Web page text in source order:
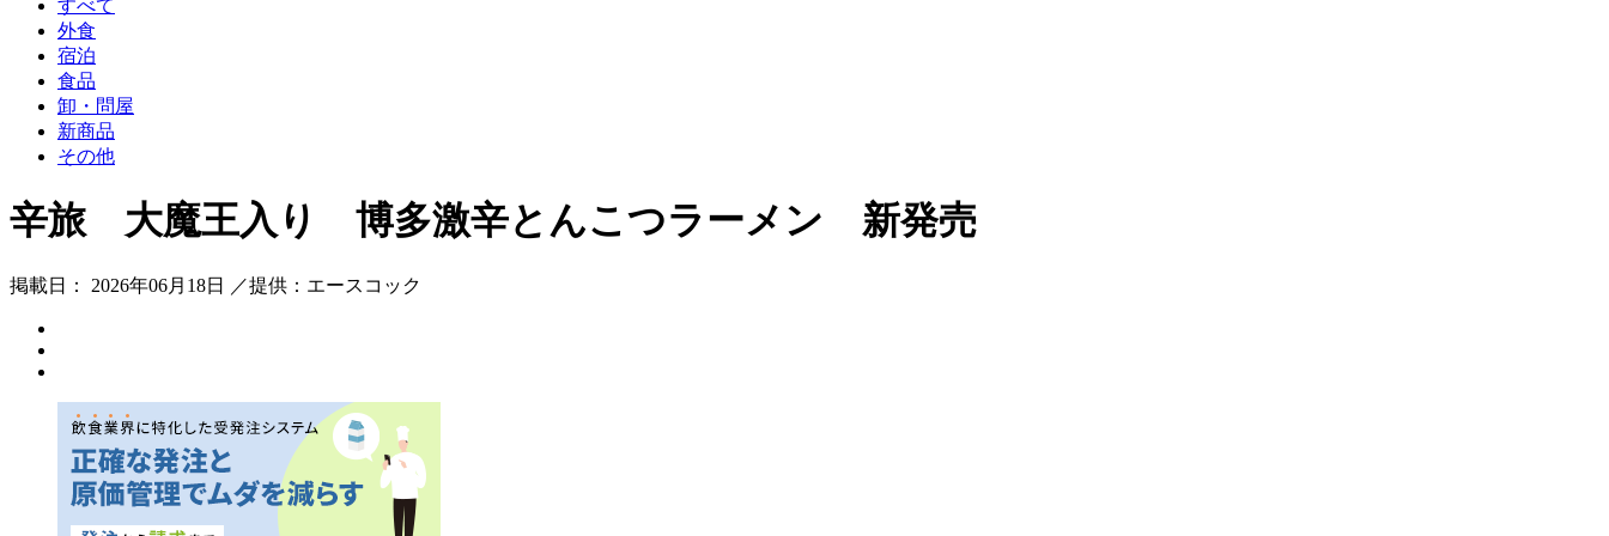
すべて
外食
宿泊
食品
卸・問屋
新商品
その他
辛旅 大魔王入り 博多激辛とんこつラーメン 新発売
掲載日： 2026年06月18日 ／提供：エースコック